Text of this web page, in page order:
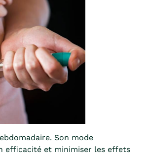
Son mode
efficacité et minimiser les effets